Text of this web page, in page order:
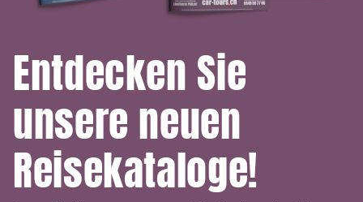
Entdecken Sie
unsere neuen
Reisekataloge!